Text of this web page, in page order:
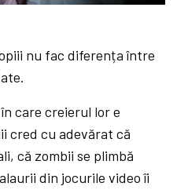
nu fac diferența între
care creierul lor e
cred cu adevărat că
că zombii se plimbă
din jocurile video îi